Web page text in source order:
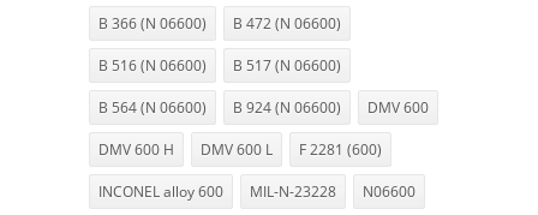
B 366 (N 06600) B 472 (N 06600)
B 516 (N 06600) B 517 (N 06600)
B 564 (N 06600) B 924 (N 06600) DMV 600
DMV 600 H DMV 600 L F 2281 (600)
INCONEL alloy 600 MIL-N-23228 N06600